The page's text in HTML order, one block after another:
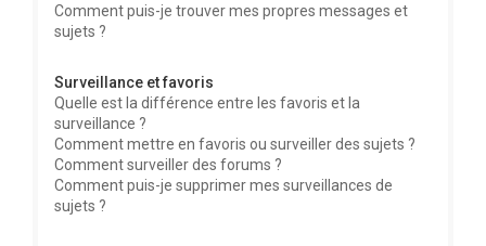
Comment puis-je trouver mes propres messages et
sujets ?
Surveillance et favoris
Quelle est la différence entre les favoris et la
surveillance ?
Comment mettre en favoris ou surveiller des sujets ?
Comment surveiller des forums ?
Comment puis-je supprimer mes surveillances de
sujets ?